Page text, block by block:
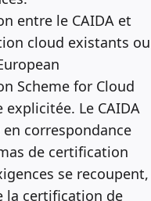
entre le CAIDA et
cloud existants ou
Scheme for Cloud
explicitée. Le CAIDA
correspondance
de certification
se recoupent,
la certification de